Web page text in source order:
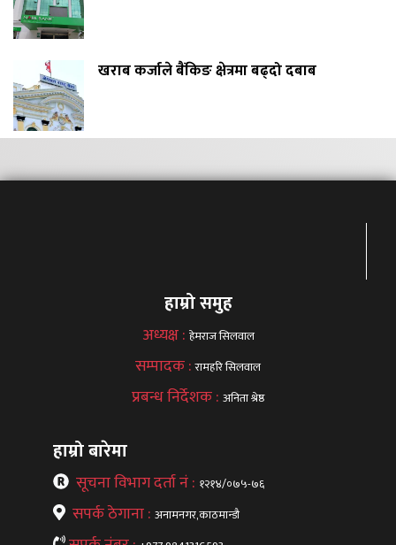
खराब कर्जाले बैंकिङ क्षेत्रमा बढ्दो दबाब
हाम्रो समुह
अध्यक्ष : हेमराज सिलवाल
सम्पादक :रामहरि सिलवाल
प्रबन्ध निर्देशक : अनिता श्रेष्ठ
हाम्रो बारेमा
सूचना विभाग दर्ता नं : १२१४/०७५-७६
सपर्क ठेगाना : अनामनगर,काठमान्डौ